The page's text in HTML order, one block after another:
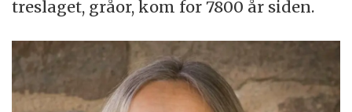
treslaget, gråor, kom for 7800 år siden.